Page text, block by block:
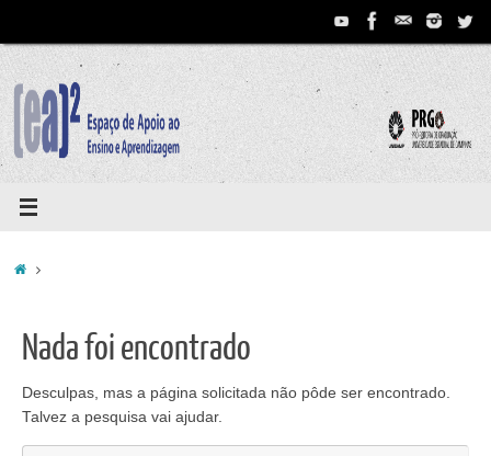
conteúdo
Home
Nada foi encontrado
Desculpas, mas a página solicitada não pôde ser encontrado.
Talvez a pesquisa vai ajudar.